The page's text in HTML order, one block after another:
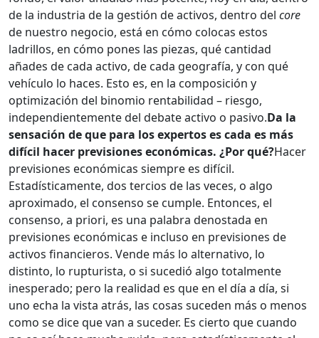
de la industria de la gestión de activos, dentro del core
de nuestro negocio, está en cómo colocas estos
ladrillos, en cómo pones las piezas, qué cantidad
añades de cada activo, de cada geografía, y con qué
vehículo lo haces. Esto es, en la composición y
optimización del binomio rentabilidad – riesgo,
independientemente del debate activo o pasivo.Da la
sensación de que para los expertos es cada es más
difícil hacer previsiones económicas. ¿Por qué?Hacer
previsiones económicas siempre es difícil.
Estadísticamente, dos tercios de las veces, o algo
aproximado, el consenso se cumple. Entonces, el
consenso, a priori, es una palabra denostada en
previsiones económicas e incluso en previsiones de
activos financieros. Vende más lo alternativo, lo
distinto, lo rupturista, o si sucedió algo totalmente
inesperado; pero la realidad es que en el día a día, si
uno echa la vista atrás, las cosas suceden más o menos
como se dice que van a suceder. Es cierto que cuando